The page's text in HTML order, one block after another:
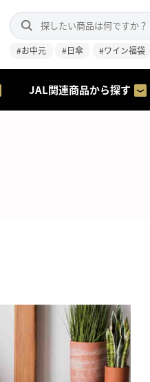
#お中元 #日傘 #ワイン福袋
JAL関連商品から探す